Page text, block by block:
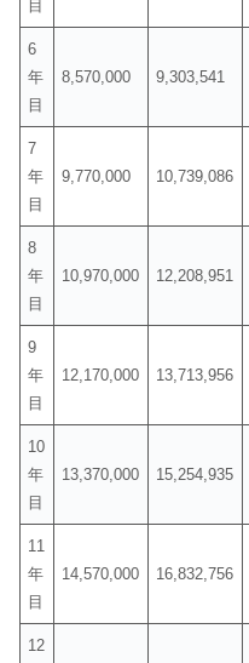
目
6
年
目
8,570,000 9,303,541
7
年
目
9,770,000 10,739,086
8
年
目
10,970,000 12,208,951
9
年
目
12,170,000 13,713,956
10
年
目
13,370,000 15,254,935
11
年
目
14,570,000 16,832,756
12